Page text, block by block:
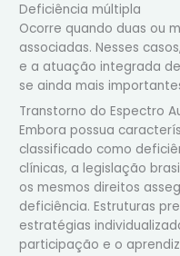
Deficiência múltipla
Ocorre quando duas ou
associadas. Nesses
e a atuação integrada
se ainda mais
Transtorno do Espectro
Embora possua
classificado como
clínicas, a legislação
os mesmos direitos
deficiência. Estruturas
estratégias
participação e o